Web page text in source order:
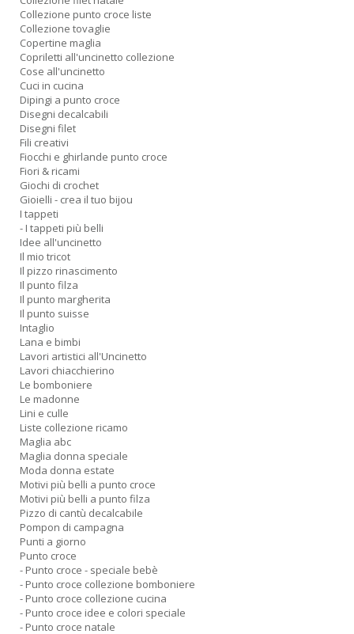
Collezione punto croce liste
Collezione tovaglie
Copertine maglia
Copriletti all'uncinetto collezione
Cose all'uncinetto
Cuci in cucina
Dipingi a punto croce
Disegni decalcabili
Disegni filet
Fili creativi
Fiocchi e ghirlande punto croce
Fiori & ricami
Giochi di crochet
Gioielli - crea il tuo bijou
I tappeti
- I tappeti più belli
Idee all'uncinetto
Il mio tricot
Il pizzo rinascimento
Il punto filza
Il punto margherita
Il punto suisse
Intaglio
Lana e bimbi
Lavori artistici all'Uncinetto
Lavori chiacchierino
Le bomboniere
Le madonne
Lini e culle
Liste collezione ricamo
Maglia abc
Maglia donna speciale
Moda donna estate
Motivi più belli a punto croce
Motivi più belli a punto filza
Pizzo di cantù decalcabile
Pompon di campagna
Punti a giorno
Punto croce
- Punto croce - speciale bebè
- Punto croce collezione bomboniere
- Punto croce collezione cucina
- Punto croce idee e colori speciale
- Punto croce natale